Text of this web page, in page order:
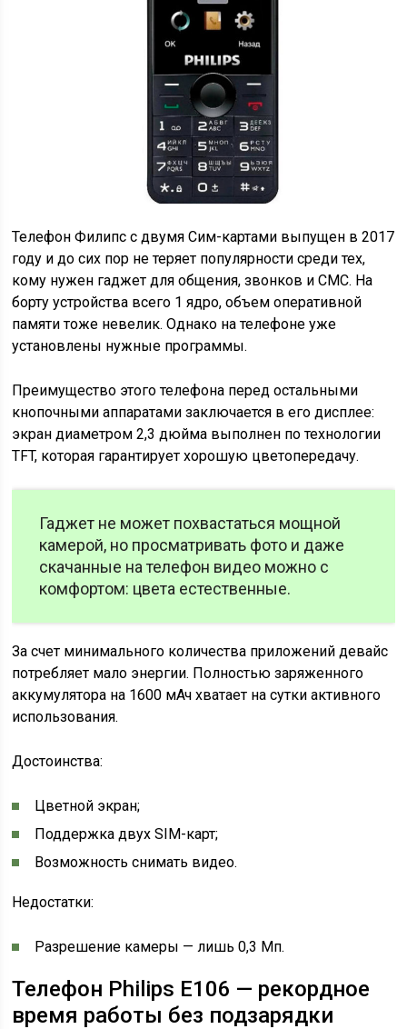
Телефон Филипс с двумя Сим-картами выпущен в 2017
году и до сих пор не теряет популярности среди тех,
кому нужен гаджет для общения, звонков и СМС. На
борту устройства всего 1 ядро, объем оперативной
памяти тоже невелик. Однако на телефоне уже
установлены нужные программы.
Преимущество этого телефона перед остальными
кнопочными аппаратами заключается в его дисплее:
экран диаметром 2,3 дюйма выполнен по технологии
TFT, которая гарантирует хорошую цветопередачу.
Гаджет не может похвастаться мощной
камерой, но просматривать фото и даже
скачанные на телефон видео можно с
комфортом: цвета естественные.
За счет минимального количества приложений девайс
потребляет мало энергии. Полностью заряженного
аккумулятора на 1600 мАч хватает на сутки активного
использования.
Достоинства:
Цветной экран;
Поддержка двух SIM-карт;
Возможность снимать видео.
Недостатки:
Разрешение камеры — лишь 0,3 Мп.
Телефон Philips E106 — рекордное
время работы без подзарядки